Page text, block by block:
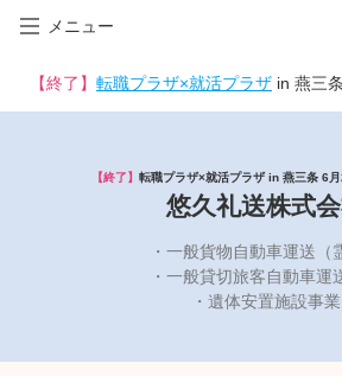
メニュー
【終了】 転職プラザ×就活プラザ in 燕三条
【終了】 転職プラザ×就活プラザ in 燕三条 6
悠久礼送株式
・一般貨物自動車運送（
・一般貸切旅客自動車運
・遺体安置施設事業